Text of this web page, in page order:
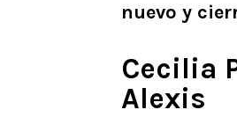
nuevo y
Cecilia
Alexis